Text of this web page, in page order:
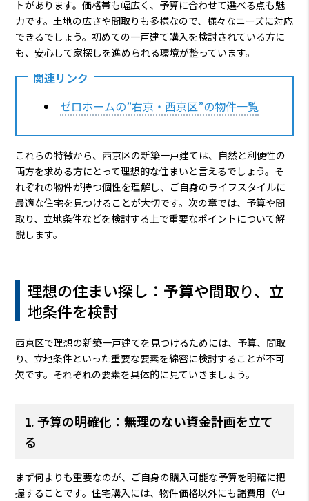
トがあります。価格帯も幅広く、予算に合わせて選べる点も魅
力です。土地の広さや間取りも多様なので、様々なニーズに対応
できるでしょう。初めての一戸建て購入を検討されている方に
も、安心して家探しを進められる環境が整っています。
関連リンク
ゼロホームの”右京・西京区”の物件一覧
これらの特徴から、西京区の新築一戸建ては、自然と利便性の
両方を求める方にとって理想的な住まいと言えるでしょう。そ
れぞれの物件が持つ個性を理解し、ご自身のライフスタイルに
最適な住宅を見つけることが大切です。次の章では、予算や間
取り、立地条件などを検討する上で重要なポイントについて解
説します。
理想の住まい探し：予算や間取り、立
地条件を検討
西京区で理想の新築一戸建てを見つけるためには、予算、間取
り、立地条件といった重要な要素を綿密に検討することが不可
欠です。それぞれの要素を具体的に見ていきましょう。
1. 予算の明確化：無理のない資金計画を立て
る
まず何よりも重要なのが、ご自身の購入可能な予算を明確に把
握することです。住宅購入には、物件価格以外にも諸費用（仲